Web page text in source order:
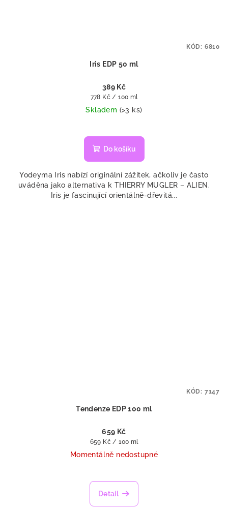
Iris EDP 50 ml
389 Kč
Měrná
cena:
778 Kč / 100 ml
Skladem (>3 ks)
Do košíku
Yodeyma Iris nabízí originální zážitek, ačkoliv je často
uváděna jako alternativa k THIERRY MUGLER – ALIEN.
Iris je fascinující orientálně-dřevitá...
KÓD: 6810
Tendenze EDP 100 ml
659 Kč
Měrná
cena:
659 Kč / 100 ml
Momentálně nedostupné
Detail
KÓD: 7147